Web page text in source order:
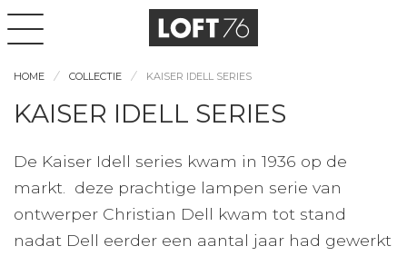
HOME COLLECTIE KAISER IDELL SERIES
KAISER IDELL SERIES
De Kaiser Idell series kwam in 1936 op de
markt. deze prachtige lampen serie van
ontwerper Christian Dell kwam tot stand
nadat Dell eerder een aantal jaar had gewerkt